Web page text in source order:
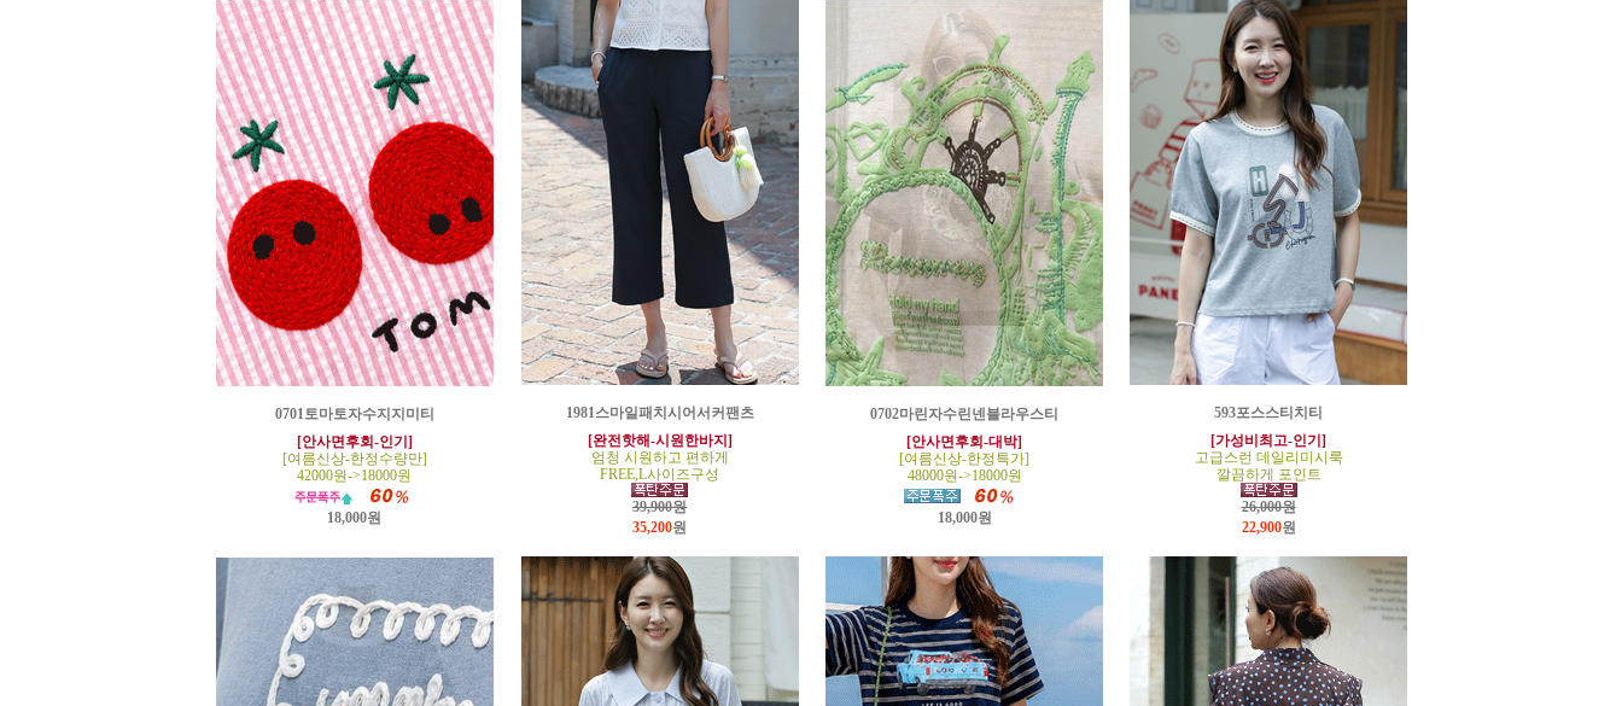
0701토마토자수지지미티
[안사면후회-인기]
[여름신상-한정수량만]
42000원->18000원
18,000원
1981스마일패치시어서커팬츠
[완전핫해-시원한바지]
엄청 시원하고 편하게
FREE,L사이즈구성
39,900원
35,200원
0702마린자수린넨블라우스티
[안사면후회-대박]
[여름신상-한정특가]
48000원->18000원
18,000원
593포스스티치티
[가성비최고-인기]
고급스런 데일리미시룩
깔끔하게 포인트
26,000원
22,900원